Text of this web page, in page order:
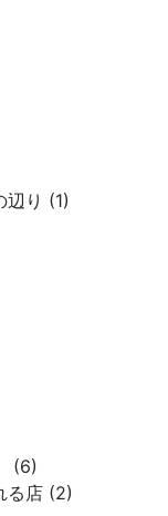
辺り (1)
(6)
る店 (2)